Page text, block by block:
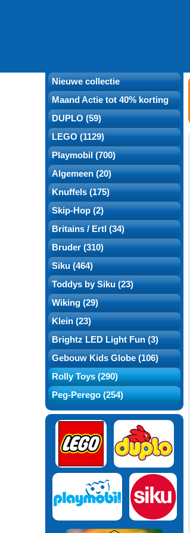
Nieuwe collectie
Maand Actie tot 40% korting
DUPLO (59)
LEGO (1129)
Playmobil (700)
Algemeen (20)
Knuffels (175)
Skip-Hop (2)
Britains / Ertl (34)
Bruder (310)
Siku (464)
Toddys by Siku (23)
Wiking (29)
Klein (23)
Brightz LED Light Fun (3)
Gebouw Kids Globe (106)
Rolly Toys (290)
Peg-Perego (254)